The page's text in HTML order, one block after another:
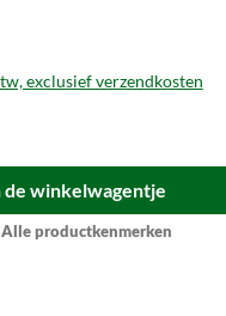
exclusief verzendkosten
de winkelwagentje
Alle productkenmerken